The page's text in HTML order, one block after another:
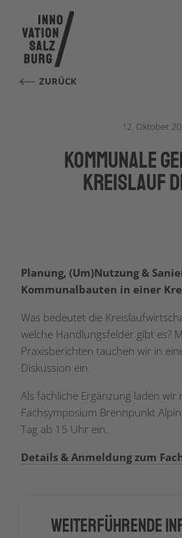
ZURÜCK
12. Oktober
Kommunale
Kreislauf
Planung, (Um)Nutzung &
Kommunalbauten in einer
Was bedeutet die
welche Handlungsfelder gibt es?
Praxisberichten tauchen wir in
Diskussion ein.
Als fachliche Ergänzung laden
Fachsymposium Brennpunkt
Tag ab 15 Uhr ein.
Details & Anmeldung zum
Weiterführende